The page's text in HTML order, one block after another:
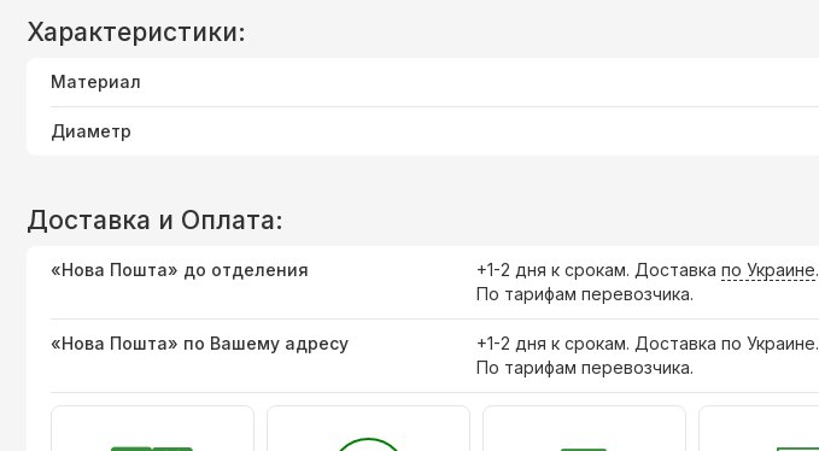
Характеристики:
Материал
Диаметр
Доставка и Оплата:
«Нова Пошта» до отделения +1-2 дня к срокам. Доставка по Украине.
По тарифам перевозчика.
«Нова Пошта» по Вашему адресу
+1-2 дня к срокам. Доставка по Украине.
По тарифам перевозчика.